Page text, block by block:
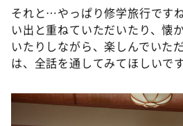
それと…やっぱり修学旅行です
い出と重ねていただいたり、懐
いたりしながら、楽しんでいた
は、全話を通してみてほしいで